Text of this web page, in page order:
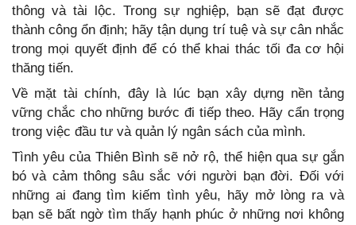
thông và tài lộc. Trong sự nghiệp, bạn sẽ đạt được
thành công ổn định; hãy tận dụng trí tuệ và sự cân nhắc
trong mọi quyết định để có thể khai thác tối đa cơ hội
thăng tiến.
Về mặt tài chính, đây là lúc bạn xây dựng nền tảng
vững chắc cho những bước đi tiếp theo. Hãy cẩn trọng
trong việc đầu tư và quản lý ngân sách của mình.
Tình yêu của Thiên Bình sẽ nở rộ, thể hiện qua sự gắn
bó và cảm thông sâu sắc với người bạn đời. Đối với
những ai đang tìm kiếm tình yêu, hãy mở lòng ra và
bạn sẽ bất ngờ tìm thấy hạnh phúc ở những nơi không